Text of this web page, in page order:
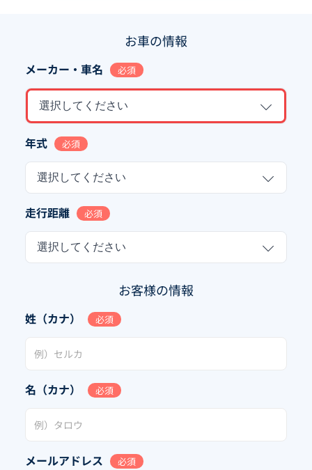
お車の情報
メーカー・車名 必須
選択してください
年式 必須
選択してください
走行距離 必須
選択してください
お客様の情報
姓（カナ） 必須
名（カナ） 必須
メールアドレス 必須